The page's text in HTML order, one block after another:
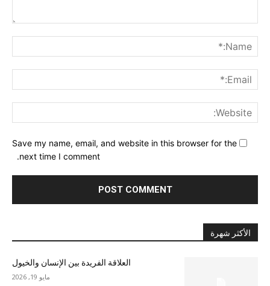
Save my name, email, and website in this browser for the
next time I comment.
الأكثر شهرة
العلاقة الفريدة بين الإنسان والخيول
مايو 19, 2026